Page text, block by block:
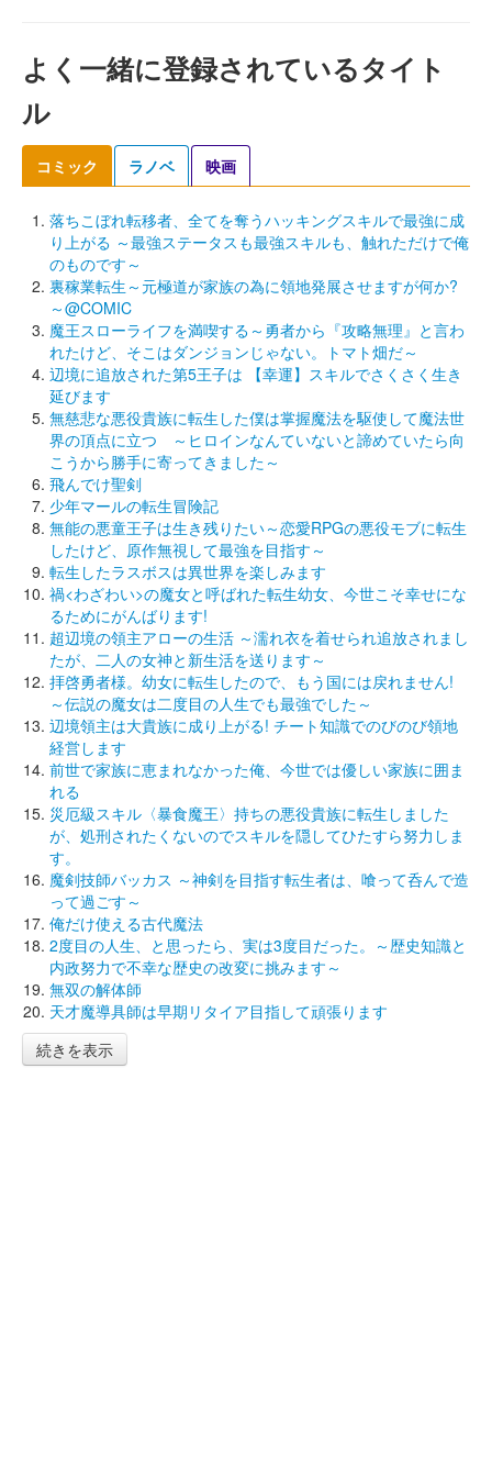
よく一緒に登録されているタイト
ル
コミック ラノベ 映画
落ちこぼれ転移者、全てを奪うハッキングスキルで最強に成
り上がる ～最強ステータスも最強スキルも、触れただけで俺
のものです～
裏稼業転生～元極道が家族の為に領地発展させますが何か?
～@COMIC
魔王スローライフを満喫する～勇者から『攻略無理』と言わ
れたけど、そこはダンジョンじゃない。トマト畑だ～
辺境に追放された第5王子は 【幸運】スキルでさくさく生き
延びます
無慈悲な悪役貴族に転生した僕は掌握魔法を駆使して魔法世
界の頂点に立つ ～ヒロインなんていないと諦めていたら向
こうから勝手に寄ってきました～
飛んでけ聖剣
少年マールの転生冒険記
無能の悪童王子は生き残りたい～恋愛RPGの悪役モブに転生
したけど、原作無視して最強を目指す～
転生したラスボスは異世界を楽しみます
禍<わざわい>の魔女と呼ばれた転生幼女、今世こそ幸せにな
るためにがんばります!
超辺境の領主アローの生活 ～濡れ衣を着せられ追放されまし
たが、二人の女神と新生活を送ります～
拝啓勇者様。幼女に転生したので、もう国には戻れません!
～伝説の魔女は二度目の人生でも最強でした～
辺境領主は大貴族に成り上がる! チート知識でのびのび領地
経営します
前世で家族に恵まれなかった俺、今世では優しい家族に囲ま
れる
災厄級スキル〈暴食魔王〉持ちの悪役貴族に転生しました
が、処刑されたくないのでスキルを隠してひたすら努力しま
す。
魔剣技師バッカス ～神剣を目指す転生者は、喰って呑んで造
って過ごす～
俺だけ使える古代魔法
2度目の人生、と思ったら、実は3度目だった。～歴史知識と
内政努力で不幸な歴史の改変に挑みます～
無双の解体師
天才魔導具師は早期リタイア目指して頑張ります
続きを表示